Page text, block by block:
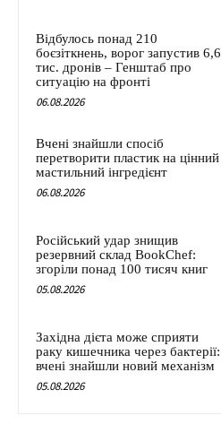
Відбулось понад 210
боєзіткнень, ворог запустив 6,6
тис. дронів – Генштаб про
ситуацію на фронті
06.08.2026
Вчені знайшли спосіб
перетворити пластик на цінний
мастильний інгредієнт
06.08.2026
Російський удар знищив
резервний склад BookChef:
згоріли понад 100 тисяч книг
05.08.2026
Західна дієта може сприяти
раку кишечника через бактерії:
вчені знайшли новий механізм
05.08.2026